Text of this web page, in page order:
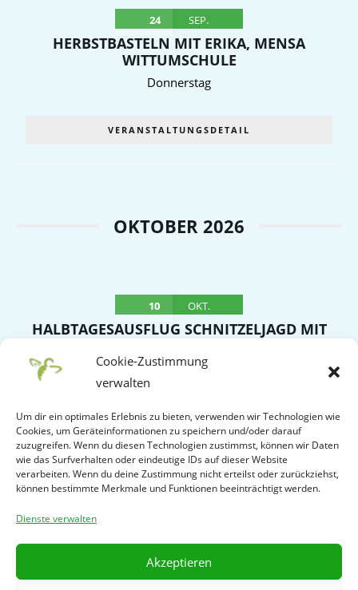
Cookie-Zustimmung
verwalten
Um dir ein optimales Erlebnis zu bieten, verwenden wir Technologien wie
Cookies, um Geräteinformationen zu speichern und/oder darauf
zuzugreifen. Wenn du diesen Technologien zustimmst, können wir Daten
wie das Surfverhalten oder eindeutige IDs auf dieser Website
verarbeiten. Wenn du deine Zustimmung nicht erteilst oder zurückziehst,
können bestimmte Merkmale und Funktionen beeinträchtigt werden.
Dienste verwalten
Akzeptieren
24 SEP.
HERBSTBASTELN MIT ERIKA, MENSA
WITTUMSCHULE
Donnerstag
VERANSTALTUNGSDETAIL
OKTOBER 2026
10 OKT.
HALBTAGESAUSFLUG SCHNITZELJAGD MIT
TREFFPUNKT WITTUMHALLE
VERANSTALTUNGSDETAIL
Powered by Modern Events Calendar